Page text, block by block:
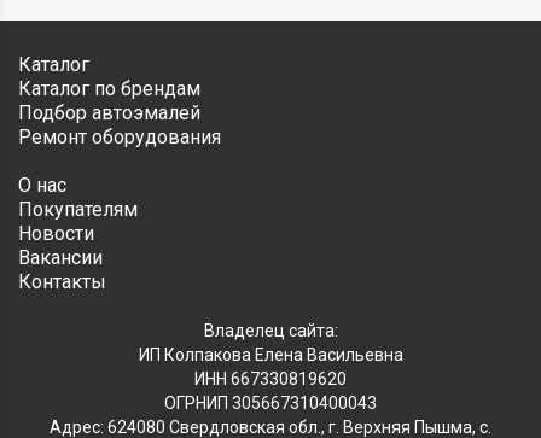
Каталог
Каталог по брендам
Подбор автоэмалей
Ремонт оборудования
О нас
Покупателям
Новости
Вакансии
Контакты
Владелец сайта:
ИП Колпакова Елена Васильевна
ИНН 667330819620
ОГРНИП 305667310400043
Адрес: 624080 Свердловская обл., г. Верхняя Пышма, с.